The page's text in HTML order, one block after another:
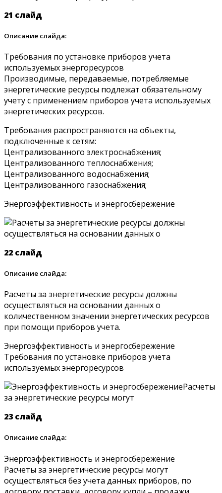
21 слайд
Описание слайда:
Требования по установке приборов учета
используемых энергоресурсов
Производимые, передаваемые, потребляемые
энергетические ресурсы подлежат обязательному
учету с применением приборов учета используемых
энергетических ресурсов.
Требования распространяются на объекты,
подключенные к сетям:
Централизованного электроснабжения;
Централизованного теплоснабжения;
Централизованного водоснабжения;
Централизованного газоснабжения;
Энергоэффективность и энергосбережение
22 слайд
Описание слайда:
Расчеты за энергетические ресурсы должны
осуществляться на основании данных о
количественном значении энергетических ресурсов
при помощи приборов учета.
Энергоэффективность и энергосбережение
Требования по установке приборов учета
используемых энергоресурсов
23 слайд
Описание слайда:
Энергоэффективность и энергосбережение
Расчеты за энергетические ресурсы могут
осуществляться без учета данных приборов, по